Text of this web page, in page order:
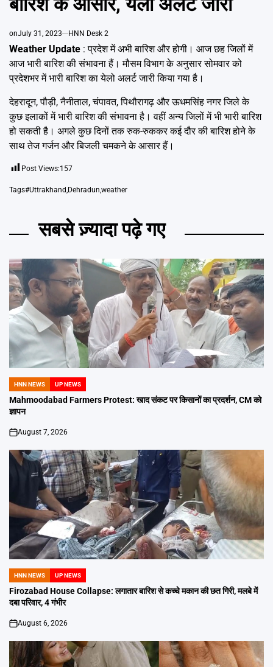
onJuly 31, 2023 HNN Desk 2
Weather Update : प्रदेश में अभी बारिश और होगी। आज छह जिलों में
आज भारी बारिश की संभावना हैं। मौसम विभाग के अनुसार सोमवार को
प्रदेशभर में भारी बारिश का येलो अलर्ट जारी किया गया है।
देहरादून, पौड़ी, नैनीताल, चंपावत, पिथौरागढ़ और ऊधमसिंह नगर जिले के
कुछ इलाकों में भारी बारिश की संभावना है। वहीं अन्य जिलों में भी भारी बारिश
हो सकती है। अगले कुछ दिनों तक रुक-रुककर कई दौर की बारिश होने के
साथ तेज गर्जन और बिजली चमकने के आसार हैं।
Post Views:157
Tags#Uttrakhand,Dehradun,weather
सबसे ज़्यादा पढ़े गए
POSTED
IN
HNN NEWS UP NEWS
Mahmoodabad Farmers Protest: खाद संकट पर किसानों का प्रदर्शन, CM को
ज्ञापन
on
August 7, 2026
POSTED
IN
HNN NEWS UP NEWS
Firozabad House Collapse: लगातार बारिश से कच्चे मकान की छत गिरी, मलबे में
दबा परिवार, 4 गंभीर
on
August 6, 2026